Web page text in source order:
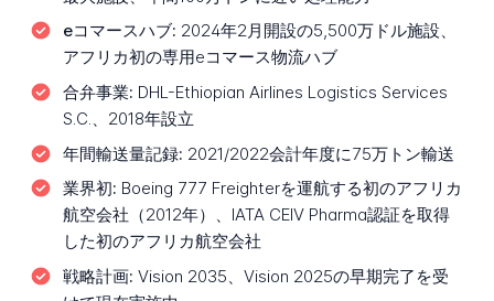
eコマースハブ: 2024年2月開設の5,500万ドル施設、
アフリカ初の専用eコマース物流ハブ
合弁事業: DHL-Ethiopian Airlines Logistics Services
S.C.、2018年設立
年間輸送量記録: 2021/2022会計年度に75万トン輸送
業界初: Boeing 777 Freighterを運航する初のアフリカ
航空会社（2012年）、IATA CEIV Pharma認証を取得
した初のアフリカ航空会社
戦略計画: Vision 2035、Vision 2025の早期完了を受